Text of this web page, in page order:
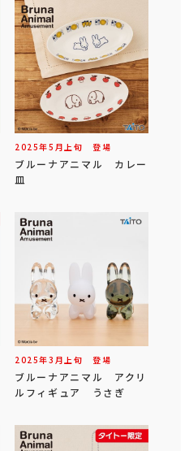
2025年5 月 上旬 登場
ブルーナアニマル カレー
皿
2025年3 月 上旬 登場
ブルーナアニマル アクリ
ルフィギュア うさぎ